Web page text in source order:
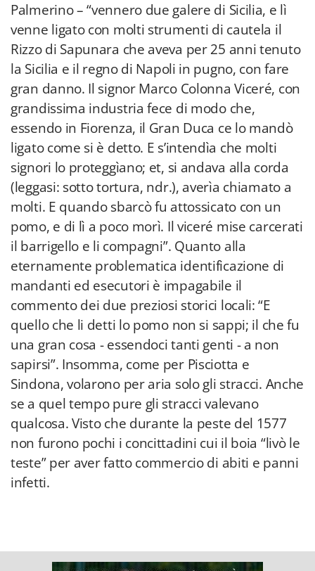
Palmerino – “vennero due galere di Sicilia, e lì
venne ligato con molti strumenti di cautela il
Rizzo di Sapunara che aveva per 25 anni tenuto
la Sicilia e il regno di Napoli in pugno, con fare
gran danno. Il signor Marco Colonna Viceré, con
grandissima industria fece di modo che,
essendo in Fiorenza, il Gran Duca ce lo mandò
ligato come si è detto. E s’intendìa che molti
signori lo proteggìano; et, si andava alla corda
(leggasi: sotto tortura, ndr.), averìa chiamato a
molti. E quando sbarcò fu attossicato con un
pomo, e di lì a poco morì. Il viceré mise carcerati
il barrigello e li compagni”. Quanto alla
eternamente problematica identificazione di
mandanti ed esecutori è impagabile il
commento dei due preziosi storici locali: “E
quello che li detti lo pomo non si sappi; il che fu
una gran cosa - essendoci tanti genti - a non
sapirsi”. Insomma, come per Pisciotta e
Sindona, volarono per aria solo gli stracci. Anche
se a quel tempo pure gli stracci valevano
qualcosa. Visto che durante la peste del 1577
non furono pochi i concittadini cui il boia “livò le
teste” per aver fatto commercio di abiti e panni
infetti.